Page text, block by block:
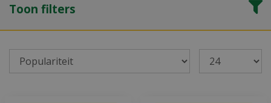
Toon filters